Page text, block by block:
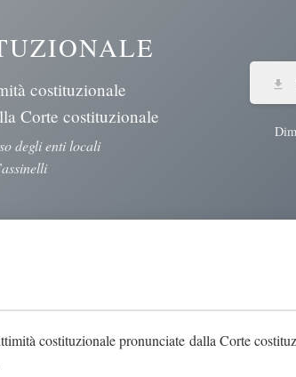
costituzionale
Corte costituzionale
degli enti locali
costituzionale pronunciate dalla Corte